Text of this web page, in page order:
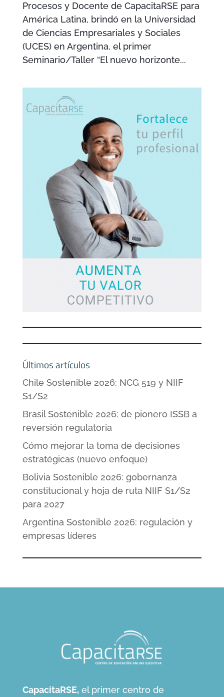
Procesos y Docente de CapacitaRSE para
América Latina, brindó en la Universidad
de Ciencias Empresariales y Sociales
(UCES) en Argentina, el primer
Seminario/Taller “El nuevo horizonte...
Últimos artículos
Chile Sostenible 2026: NCG 519 y NIIF
S1/S2
Brasil Sostenible 2026: de pionero ISSB a
reversión regulatoria
Cómo mejorar la toma de decisiones
estratégicas (nuevo enfoque)
Bolivia Sostenible 2026: gobernanza
constitucional y hoja de ruta NIIF S1/S2
para 2027
Argentina Sostenible 2026: regulación y
empresas líderes
CapacitaRSE, el primer centro de